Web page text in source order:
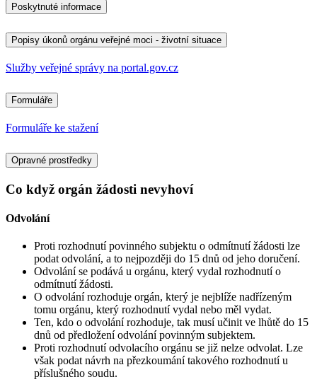
Poskytnuté informace
Popisy úkonů orgánu veřejné moci - životní situace
Služby veřejné správy na portal.gov.cz
Formuláře
Formuláře ke stažení
Opravné prostředky
Co když orgán žádosti nevyhoví
Odvolání
Proti rozhodnutí povinného subjektu o odmítnutí žádosti lze
podat odvolání, a to nejpozději do 15 dnů od jeho doručení.
Odvolání se podává u orgánu, který vydal rozhodnutí o
odmítnutí žádosti.
O odvolání rozhoduje orgán, který je nejblíže nadřízeným
tomu orgánu, který rozhodnutí vydal nebo měl vydat.
Ten, kdo o odvolání rozhoduje, tak musí učinit ve lhůtě do 15
dnů od předložení odvolání povinným subjektem.
Proti rozhodnutí odvolacího orgánu se již nelze odvolat. Lze
však podat návrh na přezkoumání takového rozhodnutí u
příslušného soudu.